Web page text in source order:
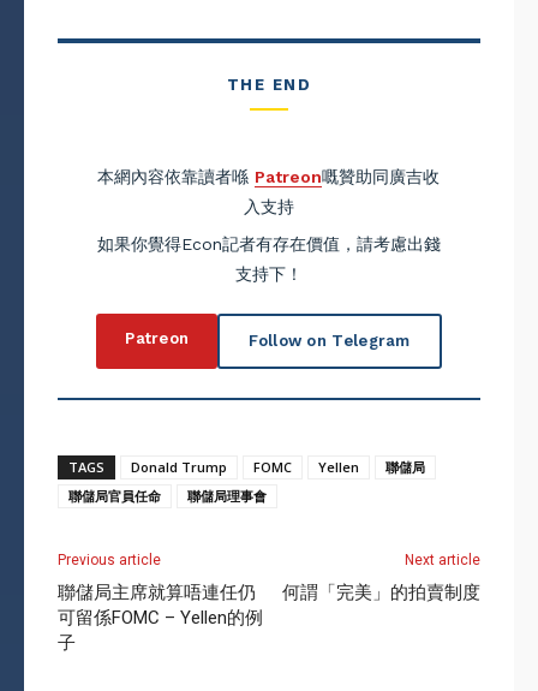
THE END
本網內容依靠讀者喺 Patreon嘅贊助同廣吉收
入支持
如果你覺得Econ記者有存在價值，請考慮出錢
支持下！
Patreon Follow on Telegram
TAGS Donald Trump FOMC Yellen
聯儲局
聯儲局官員任命
聯儲局理事會
Previous article
聯儲局主席就算唔連任仍
可留係FOMC – Yellen的例
子
Next article
何謂「完美」的拍賣制度